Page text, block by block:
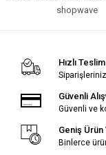
Erkek Bileklikshopwave
Hızlı
Güvenli
Güvenli ve
Geniş
Binlerce